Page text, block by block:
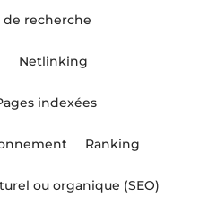
de recherche
Netlinking
indexées
Ranking
ou organique (SEO)